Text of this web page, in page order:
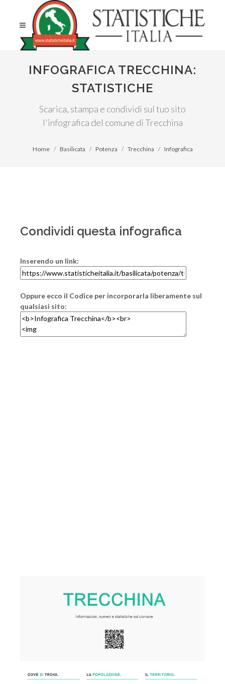
INFOGRAFICA TRECCHINA:
STATISTICHE
Scarica, stampa e condividi sul tuo sito
l'infografica del comune di Trecchina
Home Basilicata Potenza Trecchina Infografica
Condividi questa infografica
Inserendo un link:
Oppure ecco il Codice per incorporarla liberamente sul
qualsiasi sito: